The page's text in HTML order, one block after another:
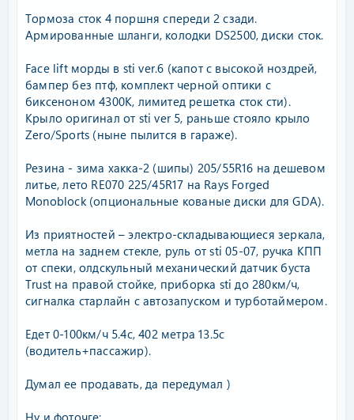
Тормоза сток 4 поршня спереди 2 сзади.
Армированные шланги, колодки DS2500, диски сток.
Face lift морды в sti ver.6 (капот с высокой ноздрей,
бампер без птф, комплект черной оптики с
биксеноном 4300K, лимитед решетка сток сти).
Крыло оригинал от sti ver 5, раньше стояло крыло
Zero/Sports (ныне пылится в гараже).
Резина - зима хакка-2 (шипы) 205/55R16 на дешевом
литье, лето RE070 225/45R17 на Rays Forged
Monoblock (опциональные кованые диски для GDA).
Из приятностей – электро-складывающиеся зеркала,
метла на заднем стекле, руль от sti 05-07, ручка КПП
от спеки, олдскульный механический датчик буста
Trust на правой стойке, приборка sti до 280км/ч,
сигналка старлайн с автозапуском и турботаймером.
Едет 0-100км/ч 5.4с, 402 метра 13.5с
(водитель+пассажир).
Думал ее продавать, да передумал )